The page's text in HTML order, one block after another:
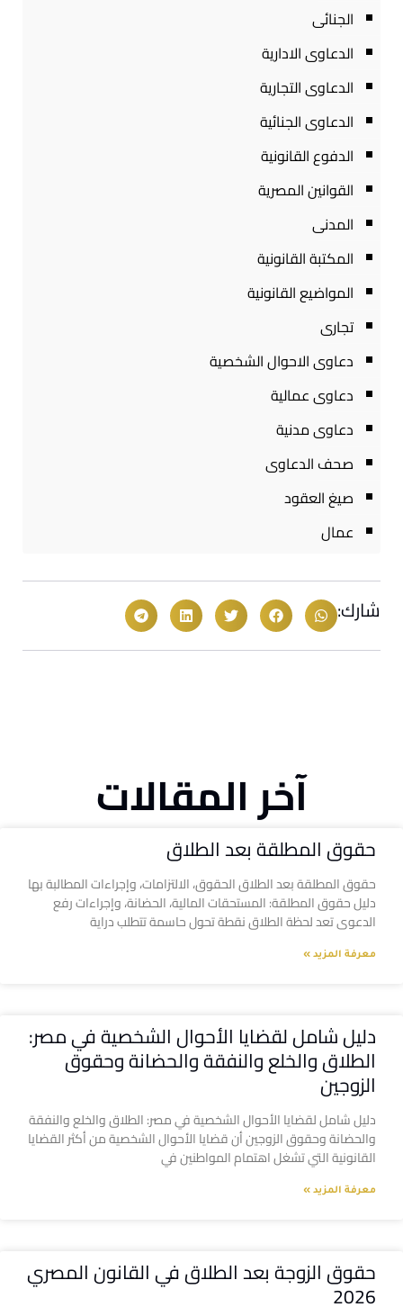
الجنائى
الدعاوى الادارية
الدعاوى التجارية
الدعاوى الجنائية
الدفوع القانونية
القوانين المصرية
المدنى
المكتبة القانونية
المواضيع القانونية
تجارى
دعاوى الاحوال الشخصية
دعاوى عمالية
دعاوى مدنية
صحف الدعاوى
صيغ العقود
عمال
شارك:
آخر المقالات
حقوق المطلقة بعد الطلاق
حقوق المطلقة بعد الطلاق الحقوق، الالتزامات، وإجراءات المطالبة بها
دليل حقوق المطلقة: المستحقات المالية، الحضانة، وإجراءات رفع
الدعوى تعد لحظة الطلاق نقطة تحول حاسمة تتطلب دراية
معرفة المزيد »
دليل شامل لقضايا الأحوال الشخصية في مصر:
الطلاق والخلع والنفقة والحضانة وحقوق
الزوجين
دليل شامل لقضايا الأحوال الشخصية في مصر: الطلاق والخلع والنفقة
والحضانة وحقوق الزوجين أن قضايا الأحوال الشخصية من أكثر القضايا
القانونية التي تشغل اهتمام المواطنين في
معرفة المزيد »
حقوق الزوجة بعد الطلاق في القانون المصري
2026